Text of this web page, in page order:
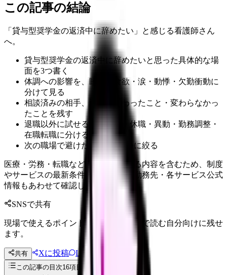
この記事の結論
「貸与型奨学金の返済中に辞めたい」と感じる看護師さん
へ。
貸与型奨学金の返済中に辞めたいと思った具体的な場
面を3つ書く
体調への影響を、睡眠・食欲・涙・動悸・欠勤衝動に
分けて見る
相談済みの相手、返答、変わったこと・変わらなかっ
たことを残す
退職以外に試せる選択肢を、休職・異動・勤務調整・
在職転職に分ける
次の職場で避けたい条件を3つに絞る
医療・労務・転職など判断に影響する内容を含むため、制度
やサービスの最新条件は公的機関・勤務先・各サービス公式
情報もあわせて確認してください。
SNSで共有
現場で使えるポイントを、同僚やあとで読む自分向けに残せ
ます。
共有 Xに投稿 LINE
投稿文コピー
この記事の目次16項目